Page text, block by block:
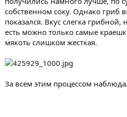
собственном соку. Однако гриб
показался. Вкус слегка
есть можно только самые
мякоть слишком жесткая.
За всем этим процессом